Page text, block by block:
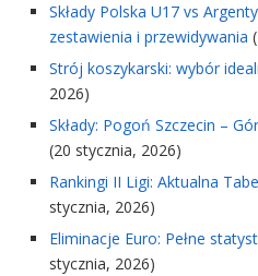
Składy Polska U17 vs
zestawienia i przewidywania
Strój koszykarski: wybór
2026)
Składy: Pogoń Szczecin –
(20 stycznia, 2026)
Rankingi II Ligi: Aktualna
stycznia, 2026)
Eliminacje Euro: Pełne
stycznia, 2026)